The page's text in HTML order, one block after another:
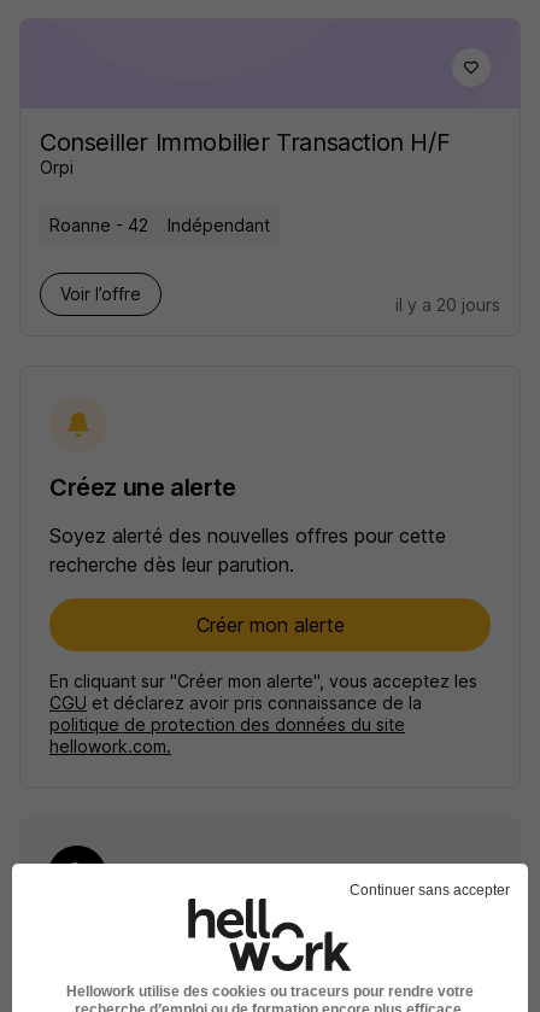
Conseiller Immobilier Transaction H/F
Orpi
Roanne - 42 Indépendant
Voir l’offre
il y a 20 jours
Créez une alerte
Soyez alerté des nouvelles offres pour cette
recherche dès leur parution.
Créer mon alerte
En cliquant sur "Créer mon alerte", vous acceptez les
CGU et déclarez avoir pris connaissance de la
politique de protection des données du site
hellowork.com.
Élargissez votre recherche
Emploi Agent commercial en immobilier Roanne
Continuer sans accepter
Hellowork utilise des cookies ou traceurs pour rendre votre